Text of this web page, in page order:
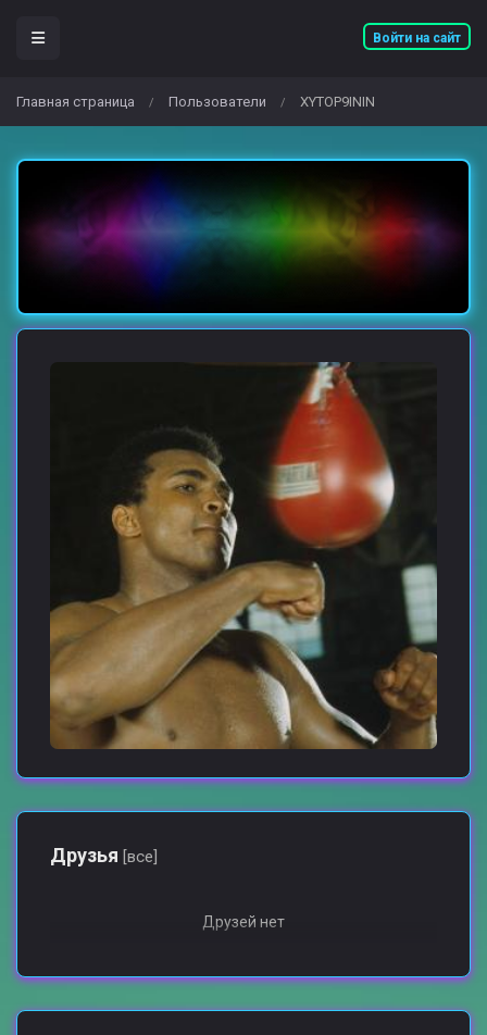
Войти на сайт
Главная страница / Пользователи / XYTOP9ININ
Друзья [все]
Друзей нет